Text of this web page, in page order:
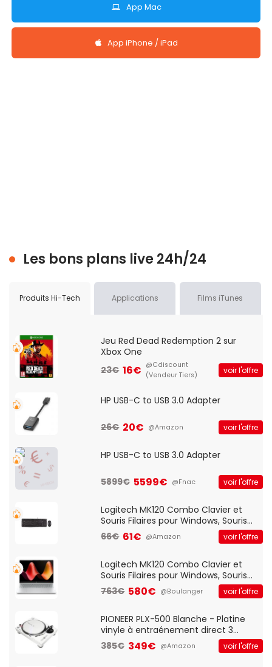
App Mac
App iPhone / iPad
Les bons plans live 24h/24
Produits Hi-Tech Applications Films iTunes
Jeu Red Dead Redemption 2 sur
Xbox One
23€ 16€ @Cdiscount
(Vendeur Tiers)
voir l'offre
HP USB-C to USB 3.0 Adapter
26€ 20€ @Amazon voir l'offre
HP USB-C to USB 3.0 Adapter
5899€ 5599€ @Fnac voir l'offre
Logitech MK120 Combo Clavier et
Souris Filaires pour Windows, Souris
Optique Filaire, Connexion USB Plug
And Play, Confortable, Taille
QWERTY UK - Noir
66€ 61€ @Amazon voir l'offre
Logitech MK120 Combo Clavier et
Souris Filaires pour Windows, Souris
Optique Filaire, Connexion USB Plug
And Play, Confortable, Taille
QWERTY UK - Noir
763€ 580€ @Boulanger voir l'offre
PIONEER PLX-500 Blanche - Platine
vinyle à entraénement direct 3
vitesses (33-45-78 trs/min) avec
pre-ampli intégré et port USB
385€ 349€ @Amazon voir l'offre